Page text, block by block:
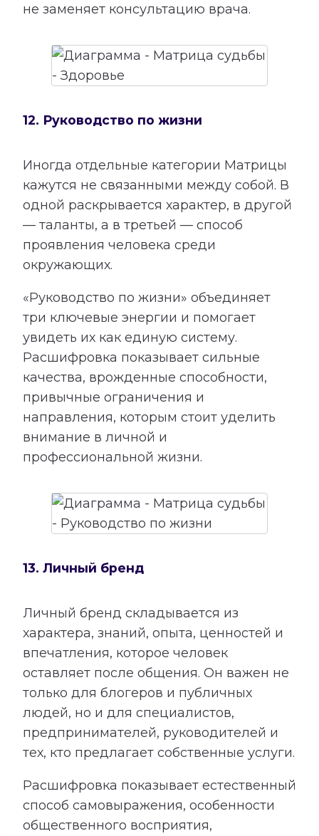
не заменяет консультацию врача.
12. Руководство по жизни
Иногда отдельные категории Матрицы
кажутся не связанными между собой. В
одной раскрывается характер, в другой
— таланты, а в третьей — способ
проявления человека среди
окружающих.
«Руководство по жизни» объединяет
три ключевые энергии и помогает
увидеть их как единую систему.
Расшифровка показывает сильные
качества, врожденные способности,
привычные ограничения и
направления, которым стоит уделить
внимание в личной и
профессиональной жизни.
13. Личный бренд
Личный бренд складывается из
характера, знаний, опыта, ценностей и
впечатления, которое человек
оставляет после общения. Он важен не
только для блогеров и публичных
людей, но и для специалистов,
предпринимателей, руководителей и
тех, кто предлагает собственные услуги.
Расшифровка показывает естественный
способ самовыражения, особенности
общественного восприятия,